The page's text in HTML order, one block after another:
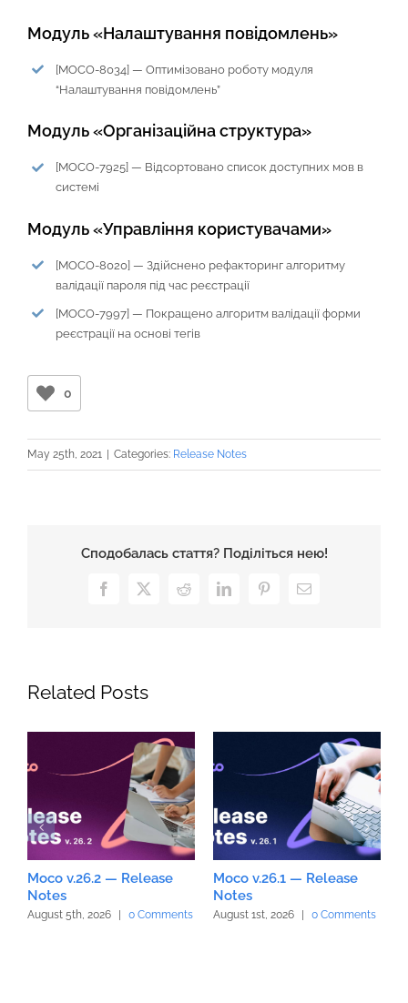
Модуль «Налаштування повідомлень»
[MOCO-8034] — Оптимізовано роботу модуля
“Налаштування повідомлень”
Модуль «Організаційна структура»
[MOCO-7925] — Відсортовано список доступних мов в
системі
Модуль «Управління користувачами»
[MOCO-8020] — Здійснено рефакторинг алгоритму
валідації пароля під час реєстрації
[MOCO-7997] — Покращено алгоритм валідації форми
реєстрації на основі тегів
0
May 25th, 2021 Categories: Release Notes
Сподобалась стаття? Поділіться нею!
Facebook
X RedditLinkedInPinterestEmail
Related Posts
Moco v.26.2 — Release
Notes
August 5th, 2026 | 0 Comments
Moco v.26.1 — Release
Notes
August 1st, 2026 | 0 Comments